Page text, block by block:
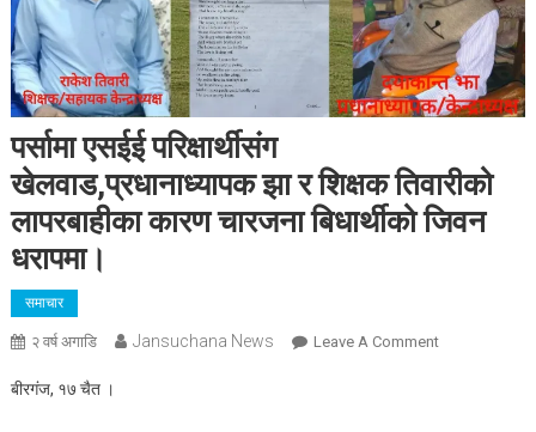
पर्सामा एसईई परिक्षार्थीसंग
खेलवाड,प्रधानाध्यापक झा र शिक्षक तिवारीको
लापरबाहीका कारण चारजना बिधार्थीको जिवन
धरापमा।
समाचार
२ वर्ष अगाडि Jansuchana News Leave A CommentOn
बीरगंज, १७ चैत ।